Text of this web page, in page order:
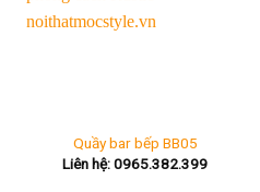
Quầy bar bếp BB05
Liên hệ: 0965.382.399